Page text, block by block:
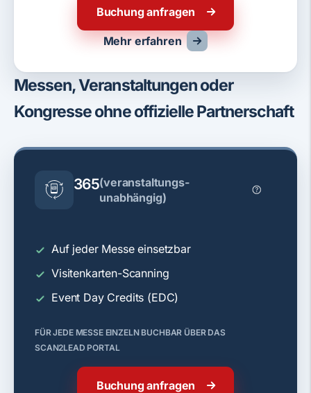
Buchung anfragen
Mehr erfahren
Messen, Veranstaltungen oder
Kongresse ohne offizielle Partnerschaft
365(veranstaltungs­
unabhängig)
Auf jeder Messe einsetzbar
Visitenkarten-Scanning
Event Day Credits (EDC)
FÜR JEDE MESSE EINZELN BUCHBAR ÜBER DAS
SCAN2LEAD PORTAL
Buchung anfragen